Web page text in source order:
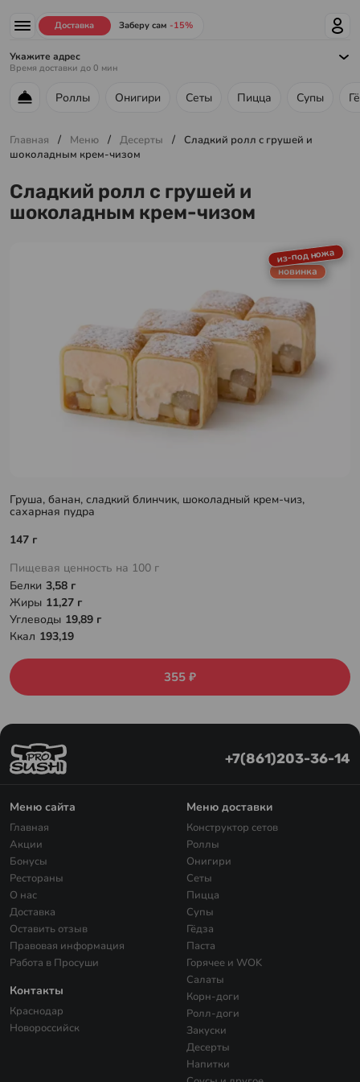
Доставка Заберу сам -15%
Укажите адрес
Время доставки до 0 мин
Меню ресторана
Роллы Онигири Сеты Пицца Супы
Главная / Меню / Десерты /
Сладкий ролл с грушей и
шоколадным крем-чизом
Сладкий ролл с грушей и
шоколадным крем-чизом
из-под ножа
новинка
Груша, банан, сладкий блинчик, шоколадный крем-чиз,
сахарная пудра
147 г
Пищевая ценность на 100 г
Белки 3,58 г
Жиры 11,27 г
Углеводы 19,89 г
Ккал 193,19
355 ₽
+7(861)203-36-14
Меню сайта
Главная
Акции
Бонусы
Рестораны
О нас
Доставка
Оставить отзыв
Правовая информация
Работа в Просуши
Контакты
Краснодар
Новороссийск
Меню доставки
Конструктор сетов
Роллы
Онигири
Сеты
Пицца
Супы
Гёдза
Паста
Горячее и WOK
Салаты
Корн-доги
Ролл-доги
Закуски
Десерты
Напитки